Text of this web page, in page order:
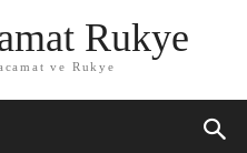
Rukye
ve Rukye